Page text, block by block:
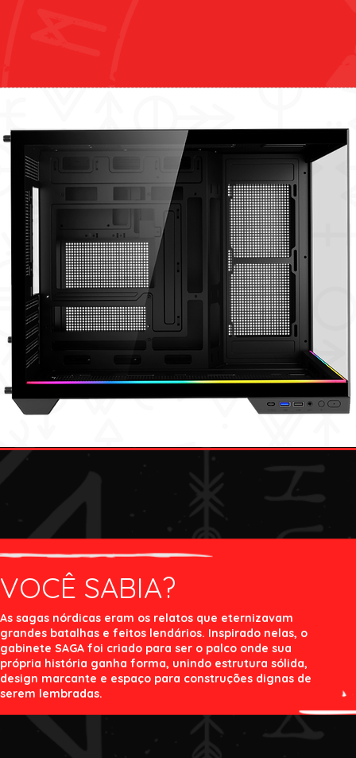
VOCÊ SABIA?
As sagas nórdicas eram os relatos que eternizavam
grandes batalhas e feitos lendários. Inspirado nelas, o
gabinete SAGA foi criado para ser o palco onde sua
própria história ganha forma, unindo estrutura sólida,
design marcante e espaço para construções dignas de
serem lembradas.